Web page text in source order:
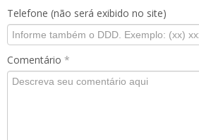
Telefone (não será exibido no site)
Comentário *